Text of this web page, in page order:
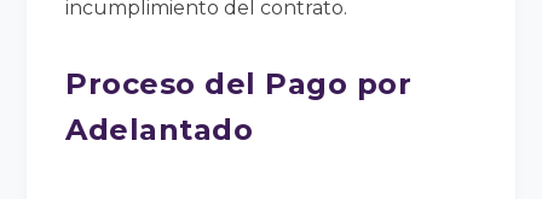
incumplimiento del contrato.
Proceso del Pago por
Adelantado